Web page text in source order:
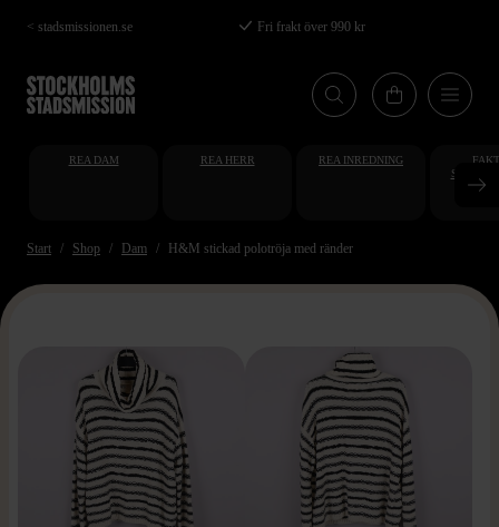
Hoppa
till
huvudinnehåll
< stadsmissionen.se Fri frakt över 990 kr
REA DAM REA HERR REA INREDNING
Start Shop Dam H&M stickad polotröja med ränder